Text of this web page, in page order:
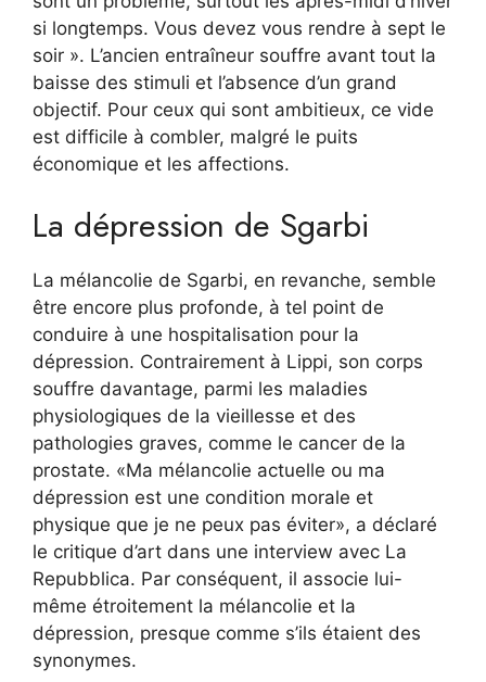
si longtemps. Vous devez vous rendre à sept le
soir ». L’ancien entraîneur souffre avant tout la
baisse des stimuli et l’absence d’un grand
objectif. Pour ceux qui sont ambitieux, ce vide
est difficile à combler, malgré le puits
économique et les affections.
La dépression de Sgarbi
La mélancolie de Sgarbi, en revanche, semble
être encore plus profonde, à tel point de
conduire à une hospitalisation pour la
dépression. Contrairement à Lippi, son corps
souffre davantage, parmi les maladies
physiologiques de la vieillesse et des
pathologies graves, comme le cancer de la
prostate. «Ma mélancolie actuelle ou ma
dépression est une condition morale et
physique que je ne peux pas éviter», a déclaré
le critique d’art dans une interview avec La
Repubblica. Par conséquent, il associe lui-
même étroitement la mélancolie et la
dépression, presque comme s’ils étaient des
synonymes.